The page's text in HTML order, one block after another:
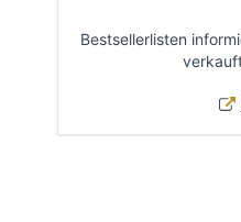
Bestsellerlisten